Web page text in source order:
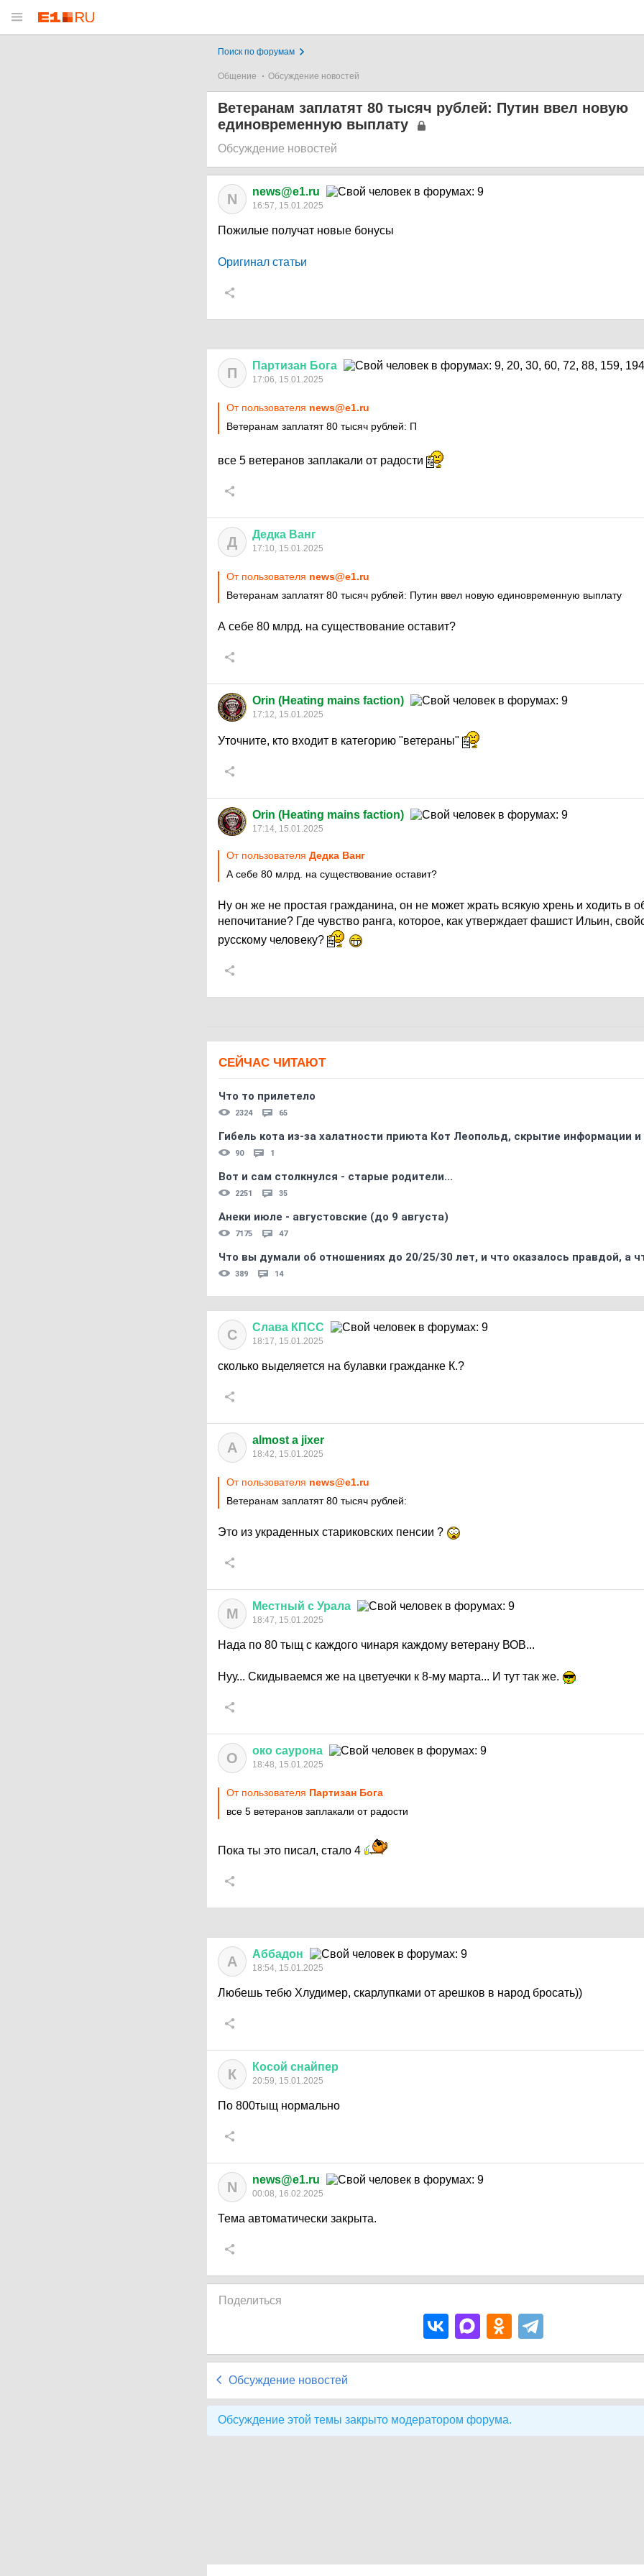
Поиск по форумам
Общение Обсуждение новостей
Ветеранам заплатят 80 тысяч рублей: Путин ввел новую
единовременную выплату
Обсуждение новостей
N news@e1.ru
16:57, 15.01.2025
Пожилые получат новые бонусы
Оригинал статьи
П Партизан Бога
17:06, 15.01.2025
От пользователя news@e1.ru
Ветеранам заплатят 80 тысяч рублей: П
все 5 ветеранов заплакали от радости
Д Дедка Ванг
17:10, 15.01.2025
От пользователя news@e1.ru
Ветеранам заплатят 80 тысяч рублей: Путин ввел новую единовременную выплату
А себе 80 млрд. на существование оставит?
Orin (Heating mains faction)
17:12, 15.01.2025
Уточните, кто входит в категорию "ветераны"
Orin (Heating mains faction)
17:14, 15.01.2025
От пользователя Дедка Ванг
А себе 80 млрд. на существование оставит?
Ну он же не простая гражданина, он не может жрать всякую хрень и ходить в
непочитание? Где чувство ранга, которое, как утверждает фашист Ильин,
русскому человеку?
СЕЙЧАС ЧИТАЮТ
Что то прилетело
2324 65
Гибель кота из-за халатности приюта Кот Леопольд, скрытиe информации
90 1
Вот и сам столкнулся - старые родители...
2251 35
Анеки июле - августовские (до 9 августа)
7175 47
Что вы думали об отношениях до 20/25/30 лет, и что оказалось правдой, а
389 14
С Слава КПСС
18:17, 15.01.2025
сколько выделяется на булавки гражданке К.?
A almost a jixer
18:42, 15.01.2025
От пользователя news@e1.ru
Ветеранам заплатят 80 тысяч рублей:
Это из украденных стариковских пенсии ?
М Местный с Урала
18:47, 15.01.2025
Нада по 80 тыщ с каждого чинаря каждому ветерану ВОВ...
Нуу... Скидываемся же на цветуечки к 8-му марта... И тут так же.
О око саурона
18:48, 15.01.2025
От пользователя Партизан Бога
все 5 ветеранов заплакали от радости
Пока ты это писал, стало 4
А Аббадон
18:54, 15.01.2025
Любешь тебю Хлудимер, скарлупками от арешков в народ бросать))
К Косой снайпер
20:59, 15.01.2025
По 800тыщ нормально
N news@e1.ru
00:08, 16.02.2025
Тема автоматически закрыта.
Поделиться
Обсуждение новостей
Обсуждение этой темы закрыто модератором форума.